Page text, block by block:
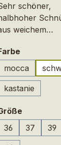
nicht verfügbar.)
schöner,
weichem
einer
Gummisohle mit
Schuh
Gelegenheiten,
Design. Und
dennoch sehr
einem
auswählen
mocca
(Diese
kastanie
(Diese
auswählen
36
37
(Diese
39